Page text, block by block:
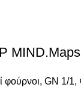
φούρνοι, GN 1/1,